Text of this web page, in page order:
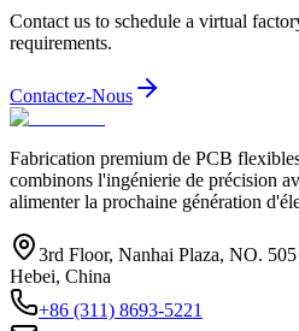
Contact us to schedule a virtual
requirements.
Contactez-Nous
Fabrication premium de PCB
combinons l'ingénierie de précision
alimenter la prochaine génération
3rd Floor, Nanhai Plaza, NO.
Hebei, China
+86 (311) 8693-5221